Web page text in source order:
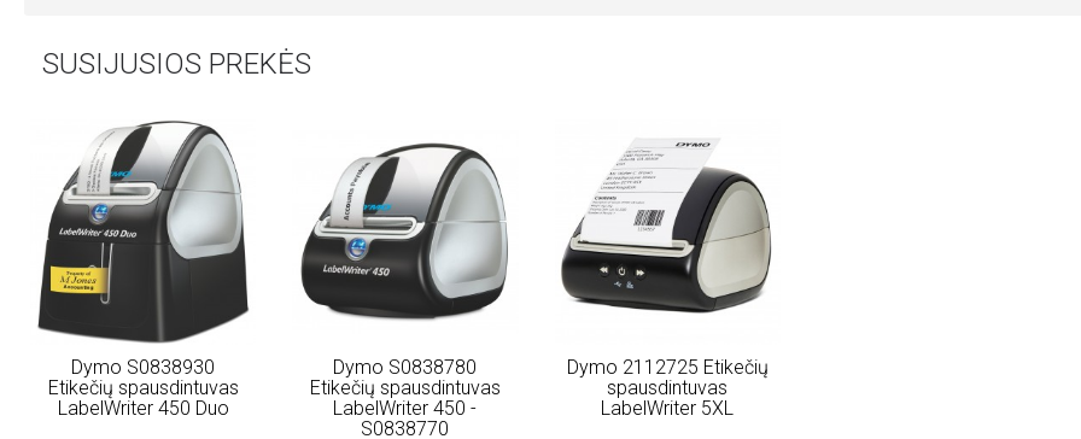
SUSIJUSIOS PREKĖS
Dymo S0838930
Etikečių spausdintuvas
LabelWriter 450 Duo
Dymo S0838780
Etikečių spausdintuvas
LabelWriter 450 -
S0838770
Dymo 2112725 Etikečių
spausdintuvas
LabelWriter 5XL